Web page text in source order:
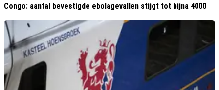
Congo: aantal bevestigde ebolagevallen stijgt tot bijna 4000